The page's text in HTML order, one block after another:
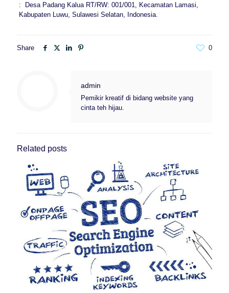
: Desa Padang Kalua RT/RW: 001/001, Kecamatan Lamasi,
Kabupaten Luwu, Sulawesi Selatan, Indonesia.
Share 0
admin
Pemikir kreatif di bidang website yang
cinta teh hijau.
Related posts